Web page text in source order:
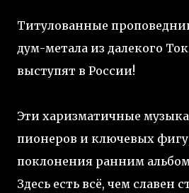
Титулованные
дум-метала из далекого
выступят в России!
Эти харизматичные
пионеров и ключевых
поклонения ранним
Здесь есть всё, чем славен